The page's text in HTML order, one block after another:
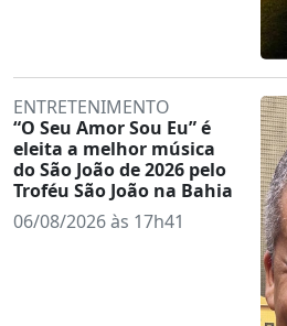
ENTRETENIMENTO
“O Seu Amor Sou Eu” é
eleita a melhor música
do São João de 2026 pelo
Troféu São João na Bahia
06/08/2026 às 17h41